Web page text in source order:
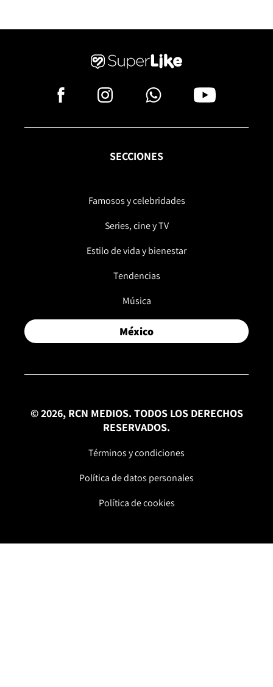
SECCIONES
Famosos y celebridades
Series, cine y TV
Estilo de vida y bienestar
Tendencias
Música
México
© 2026, RCN MEDIOS. TODOS LOS DERECHOS
RESERVADOS.
Términos y condiciones
Política de datos personales
Política de cookies